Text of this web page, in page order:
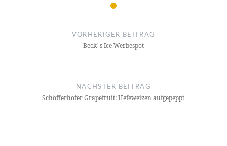
NavigationVORHERIGER BEITRAG
Beck` s Ice Werbespot
NÄCHSTER BEITRAG
Schöfferhofer Grapefruit: Hefeweizen aufgepeppt